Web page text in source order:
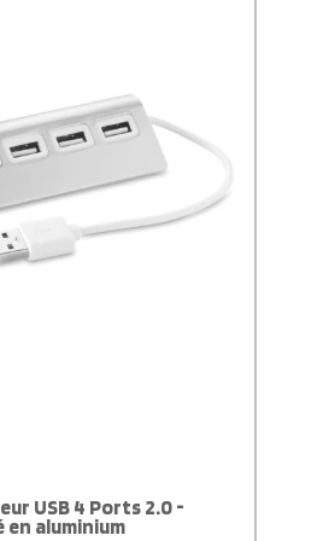
en déplacement, en
simplement en mode survie au
évite bien des galères. Un
du quotidien, discret mais
utile.
USB 4 Ports 2.0 -
en aluminium